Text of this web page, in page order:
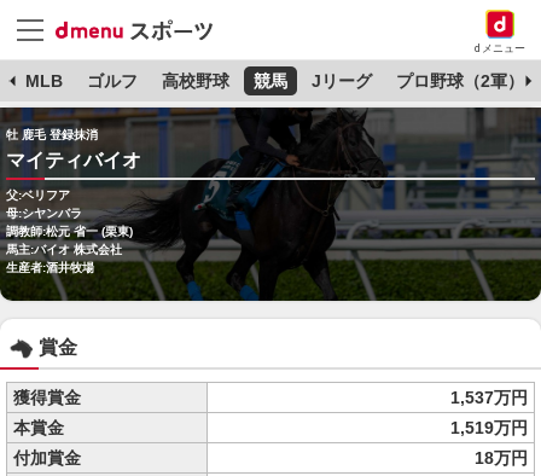
dメニュー
MLB ゴルフ 高校野球 競馬 Jリーグ プロ野球（2軍）
牡 鹿毛 登録抹消
マイティバイオ
父:ベリフア
母:シヤンバラ
調教師:松元 省一 (栗東)
馬主:バイオ 株式会社
生産者:酒井牧場
賞金
獲得賞金
1,537万円
本賞金
1,519万円
付加賞金
18万円